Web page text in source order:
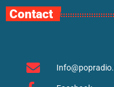
Contact